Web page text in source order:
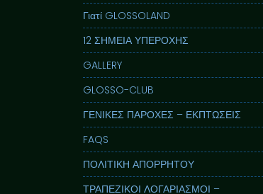
Γιατί GLOSSOLAND
12 ΣΗΜΕΙΑ ΥΠΕΡΟΧΗΣ
GALLERY
GLOSSO-CLUB
ΓΕΝΙΚΕΣ ΠΑΡΟΧΕΣ – ΕΚΠΤΩΣΕΙΣ
FAQS
ΠΟΛΙΤΙΚΗ ΑΠΟΡΡΗΤΟΥ
ΤΡΑΠΕΖΙΚΟΙ ΛΟΓΑΡΙΑΣΜΟΙ –